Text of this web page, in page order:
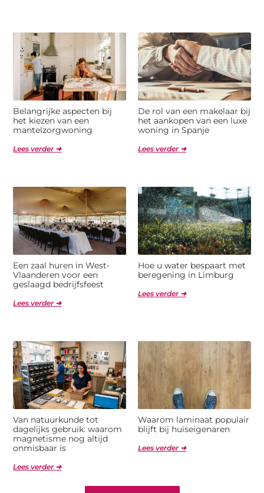
Belangrijke aspecten bij
het kiezen van een
mantelzorgwoning
Lees verder ➜
De rol van een makelaar bij
het aankopen van een luxe
woning in Spanje
Lees verder ➜
Een zaal huren in West-
Vlaanderen voor een
geslaagd bedrijfsfeest
Lees verder ➜
Hoe u water bespaart met
beregening in Limburg
Lees verder ➜
Van natuurkunde tot
dagelijks gebruik: waarom
magnetisme nog altijd
onmisbaar is
Lees verder ➜
Waarom laminaat populair
blijft bij huiseigenaren
Lees verder ➜